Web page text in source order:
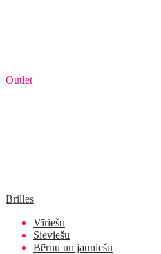
Outlet
Brilles
Vīriešu
Sieviešu
Bērnu un jauniešu